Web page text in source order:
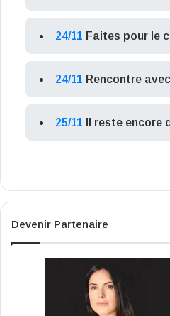
24/11 Faites pour le
24/11 Rencontre
25/11 Il reste encore
Devenir Partenaire